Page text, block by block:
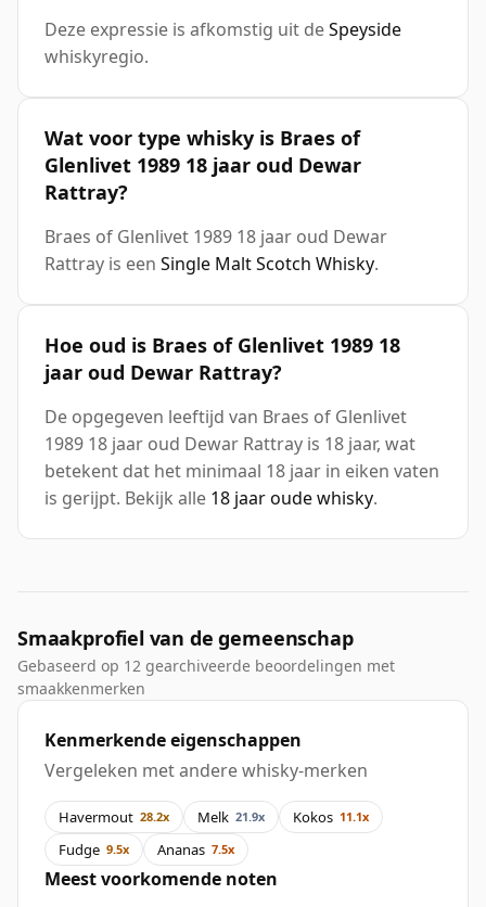
Deze expressie is afkomstig uit deSpeyside
whiskyregio.
Wat voor type whisky is Braes of
Glenlivet 1989 18 jaar oud Dewar
Rattray?
Braes of Glenlivet 1989 18 jaar oud Dewar
Rattray is een Single Malt Scotch Whisky.
Hoe oud is Braes of Glenlivet 1989 18
jaar oud Dewar Rattray?
De opgegeven leeftijd van Braes of Glenlivet
1989 18 jaar oud Dewar Rattray is 18 jaar, wat
betekent dat het minimaal 18 jaar in eiken vaten
is gerijpt. Bekijk alle 18 jaar oude whisky.
Smaakprofiel van de gemeenschap
Gebaseerd op 12 gearchiveerde beoordelingen met
smaakkenmerken
Kenmerkende eigenschappen
Vergeleken met andere whisky-merken
Havermout 28.2x Melk 21.9x Kokos 11.1x
Fudge 9.5x Ananas 7.5x
Meest voorkomende noten